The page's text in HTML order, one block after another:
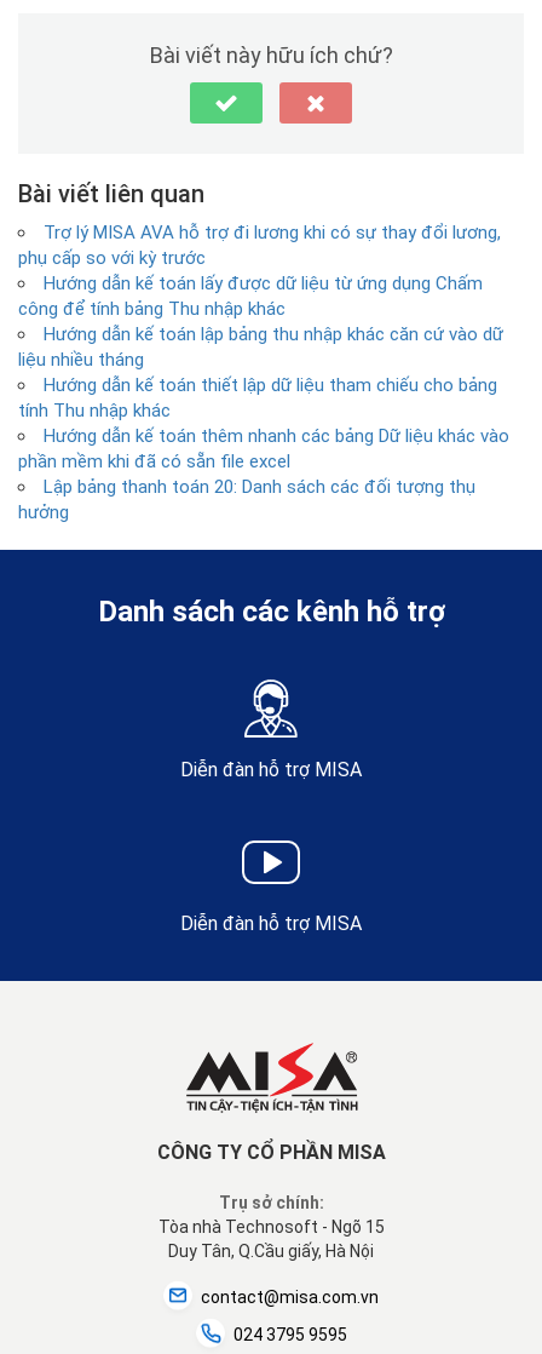
Bài viết này hữu ích chứ?
Bài viết liên quan
Trợ lý MISA AVA hỗ trợ đi lương khi có sự thay đổi lương,
phụ cấp so với kỳ trước
Hướng dẫn kế toán lấy được dữ liệu từ ứng dụng Chấm
công để tính bảng Thu nhập khác
Hướng dẫn kế toán lập bảng thu nhập khác căn cứ vào dữ
liệu nhiều tháng
Hướng dẫn kế toán thiết lập dữ liệu tham chiếu cho bảng
tính Thu nhập khác
Hướng dẫn kế toán thêm nhanh các bảng Dữ liệu khác vào
phần mềm khi đã có sẵn file excel
Lập bảng thanh toán 20: Danh sách các đối tượng thụ
hưởng
Danh sách các kênh hỗ trợ
Diễn đàn hỗ trợ MISA
Diễn đàn hỗ trợ MISA
CÔNG TY CỔ PHẦN MISA
Trụ sở chính:
Tòa nhà Technosoft - Ngõ 15
Duy Tân, Q.Cầu giấy, Hà Nội
contact@misa.com.vn
024 3795 9595